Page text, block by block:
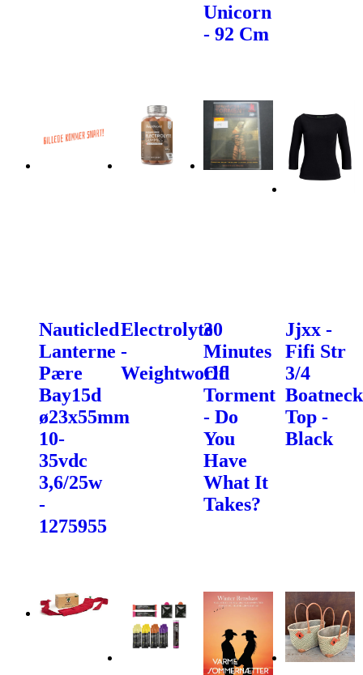
Unicorn
- 92 Cm
Nauticled
Lanterne
Pære
Bay15d
ø23x55mm
10-
35vdc
3,6/25w
-
1275955
Electrolyte
-
Weightworld
30
Minutes
Of
Torment
- Do
You
Have
What It
Takes?
Jjxx -
Fifi Str
3/4
Boatneck
Top -
Black